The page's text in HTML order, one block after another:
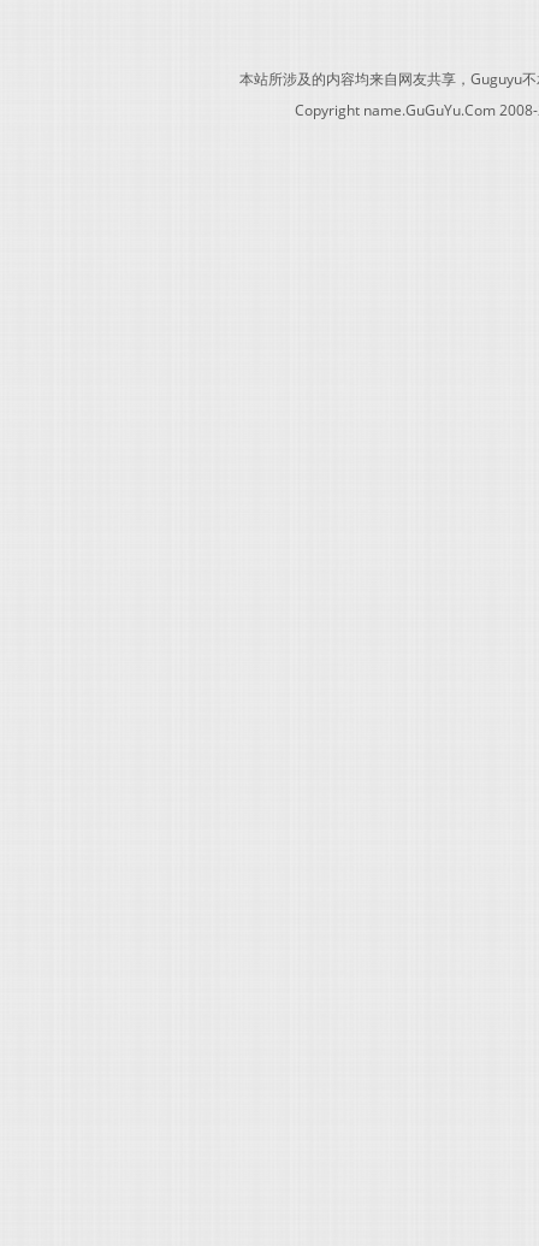
本站所涉及的内容均来自网友共享，Guguyu
Copyright name.GuGuYu.Com